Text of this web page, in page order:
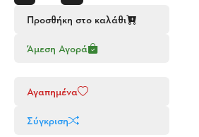
Προσθήκη στο καλάθι
Άμεση Αγορά
Αγαπημένα
Σύγκριση